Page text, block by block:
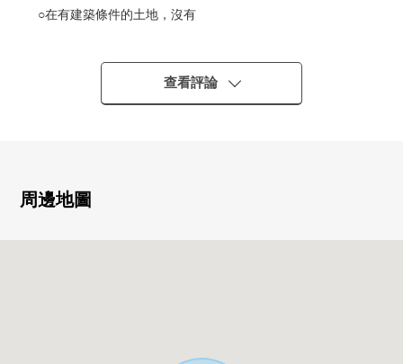
○在有建築條件的土地，沒有
○陽光在西南一側道路良好
■LIFE信息―
查看評論
周邊地圖